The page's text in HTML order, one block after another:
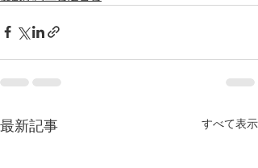
最新記事 すべて表示